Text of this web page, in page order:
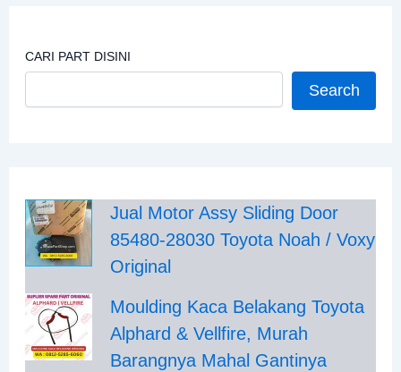
CARI PART DISINI
Search
Jual Motor Assy Sliding Door
85480-28030 Toyota Noah / Voxy
Original
Moulding Kaca Belakang Toyota
Alphard & Vellfire, Murah
Barangnya Mahal Gantinya